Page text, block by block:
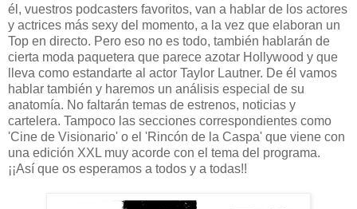
él, vuestros podcasters favoritos, van a hablar de los actores
y actrices más sexy del momento, a la vez que elaboran un
Top en directo. Pero eso no es todo, también hablarán de
cierta moda paquetera que parece azotar Hollywood y que
lleva como estandarte al actor Taylor Lautner. De él vamos
hablar también y haremos un análisis especial de su
anatomía. No faltarán temas de estrenos, noticias y
cartelera. Tampoco las secciones correspondientes como
'Cine de Visionario' o el 'Rincón de la Caspa' que viene con
una edición XXL muy acorde con el tema del programa.
¡¡Así que os esperamos a todos y a todas!!